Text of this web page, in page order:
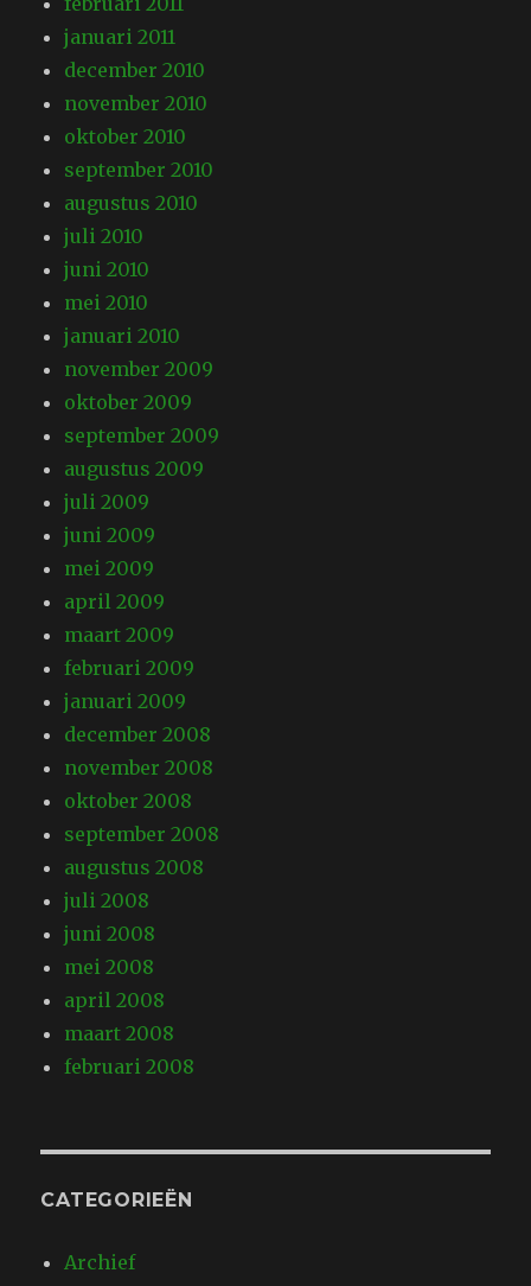
januari 2011
december 2010
november 2010
oktober 2010
september 2010
augustus 2010
juli 2010
juni 2010
mei 2010
januari 2010
november 2009
oktober 2009
september 2009
augustus 2009
juli 2009
juni 2009
mei 2009
april 2009
maart 2009
februari 2009
januari 2009
december 2008
november 2008
oktober 2008
september 2008
augustus 2008
juli 2008
juni 2008
mei 2008
april 2008
maart 2008
februari 2008
CATEGORIEËN
Archief